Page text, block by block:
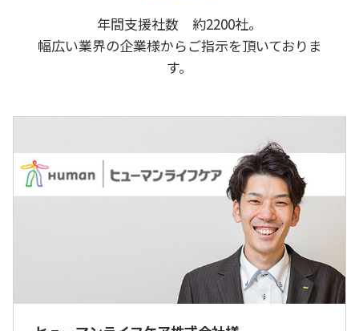
年間支援社数 約2200社。
幅広い業界の企業様からご指示を頂いておりま
す。